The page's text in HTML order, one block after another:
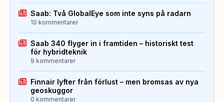
Saab: Två GlobalEye som inte syns på radarn
10 kommentarer
Saab 340 flyger in i framtiden – historiskt test
för hybridteknik
9 kommentarer
Finnair lyfter från förlust – men bromsas av nya
geoskuggor
0 kommentarer